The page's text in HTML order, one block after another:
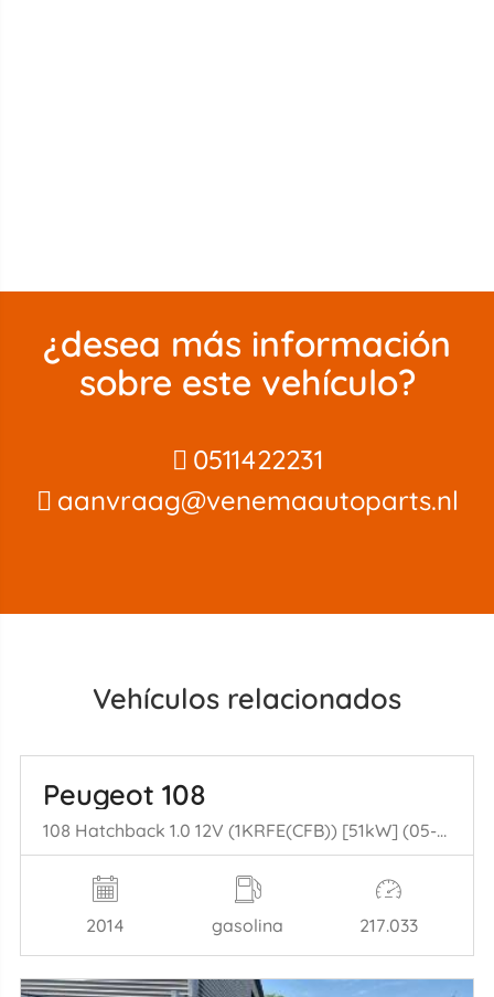
¿desea más información
sobre este vehículo?
0511422231
aanvraag@venemaautoparts.nl
Vehículos relacionados
Peugeot 108
108 Hatchback 1.0 12V (1KRFE(CFB)) [51kW] (05-2014/...)
2014 gasolina 217.033